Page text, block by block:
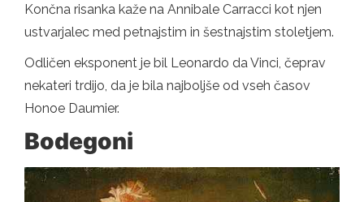
Končna risanka kaže na Annibale Carracci kot njen
ustvarjalec med petnajstim in šestnajstim stoletjem.
Odličen eksponent je bil Leonardo da Vinci, čeprav
nekateri trdijo, da je bila najboljše od vseh časov
Honoe Daumier.
Bodegoni